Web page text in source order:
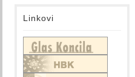
Linkovi